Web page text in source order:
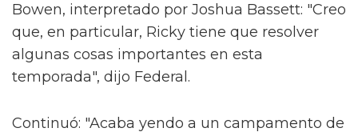
Bowen, interpretado por Joshua Bassett: "Creo
que, en particular, Ricky tiene que resolver
algunas cosas importantes en esta
temporada", dijo Federal.
Continuó: "Acaba yendo a un campamento de